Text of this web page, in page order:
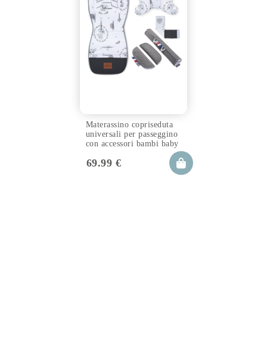
Materassino copriseduta
universali per passeggino
con accessori bambi baby
69.99 €